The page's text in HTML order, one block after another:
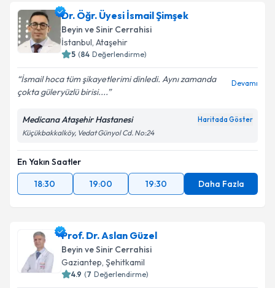
Dr. Öğr. Üyesi İsmail Şimşek
Beyin ve Sinir Cerrahisi
İstanbul, Ataşehir
5 (84 Değerlendirme)
İsmail hoca tüm şikayetlerimi dinledi. Aynı zamanda
çokta güleryüzlü birisi....
Devamı
Medicana Ataşehir Hastanesi Haritada Göster
Küçükbakkalköy, Vedat Günyol Cd. No:24
En Yakın Saatler
18:30
19:00 19:30 Daha Fazla
Prof. Dr. Aslan Güzel
Beyin ve Sinir Cerrahisi
Gaziantep, Şehitkamil
4.9 (7 Değerlendirme)